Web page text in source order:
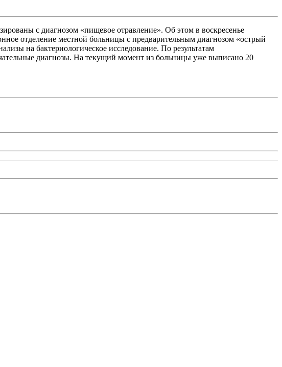
с диагнозом «пищевое отравление». Об этом в воскресенье
отделение местной больницы с предварительным диагнозом «острый
на бактериологическое исследование. По результатам
диагнозы. На текущий момент из больницы уже выписано 20